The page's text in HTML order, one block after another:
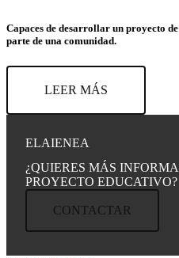
Capaces de desarrollar un proyecto
parte de una comunidad.
LEER MÁS
ELAIENEA
¿QUIERES MÁS
PROYECTO EDUCATIVO?
CONTACTAR